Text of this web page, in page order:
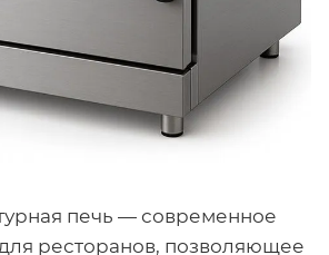
печь — современное
ресторанов, позволяющее